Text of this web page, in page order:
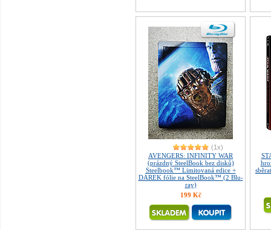
(1x)
AVENGERS: INFINITY WAR
(prázdný SteelBook bez disků)
Steelbook™ Limitovaná edice +
DÁREK fólie na SteelBook™ (2 Blu-
ray)
199 Kč